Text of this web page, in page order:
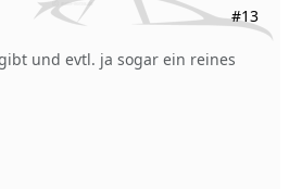
#13
und evtl. ja sogar ein reines